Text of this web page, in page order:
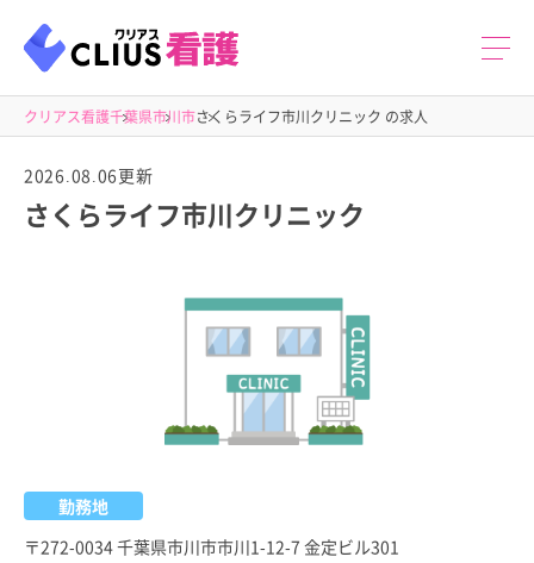
クリアス看護千葉県市川市さくらライフ市川クリニック の求人
2026.08.06更新
さくらライフ市川クリニック
勤務地
〒272-0034 千葉県市川市市川1-12-7 金定ビル301